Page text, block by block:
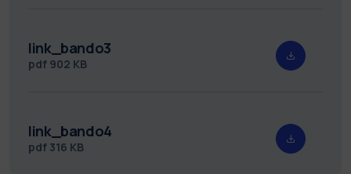
link_bando3
pdf 902 KB
link_bando4
pdf 316 KB